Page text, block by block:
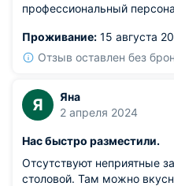
профессиональный
Проживание: 15 августа
Отзыв оставлен без
Я
Яна
2 апреля 2024
Нас быстро разместили.
Отсутствуют неприятные
столовой. Там можно